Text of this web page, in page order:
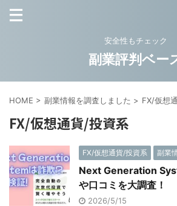
安全性もチェック
副業評判ベー
HOME > 副業情報を調査しました > FX/仮想
FX/仮想通貨/投資系
FX/仮想通貨/投資系 副業
Next Generation
や口コミを大調査！
2026/5/15